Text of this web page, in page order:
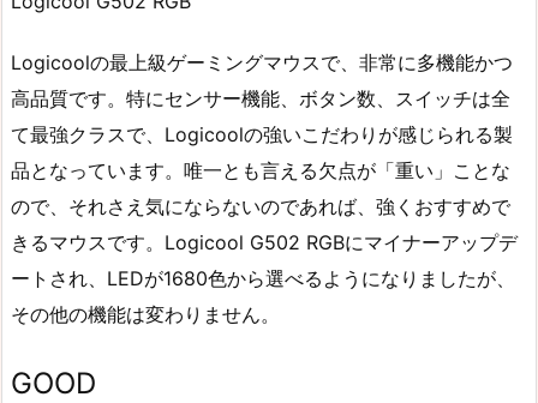
Logicoolの最上級ゲーミングマウスで、非常に多機能かつ
高品質です。特にセンサー機能、ボタン数、スイッチは全
て最強クラスで、Logicoolの強いこだわりが感じられる製
品となっています。唯一とも言える欠点が「重い」ことな
ので、それさえ気にならないのであれば、強くおすすめで
きるマウスです。Logicool G502 RGBにマイナーアップデ
ートされ、LEDが1680色から選べるようになりましたが、
その他の機能は変わりません。
GOOD